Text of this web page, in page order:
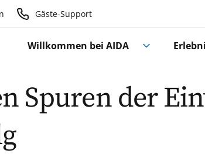
Gäste-Support
Willkommen bei AIDA
Spuren der